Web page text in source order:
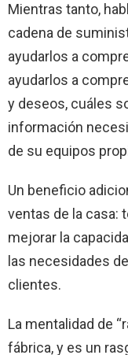
Mientras tanto,
cadena de
ayudarlos a
ayudarlos a
y deseos, cuáles
información
de su equipos
Un beneficio
ventas de la casa:
mejorar la
las necesidades
clientes.
La mentalidad de
fábrica, y es un